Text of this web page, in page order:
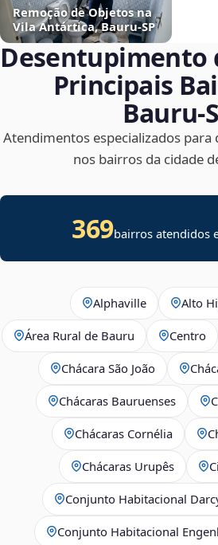
Remoção de Objetos na
Vila Antártica, Bauru‑SP
Desentupimento
Principais
Atendimentos especializados
nos bairros da cidade
369bairros atendidos
Alphaville Alto
Área Rural de Bauru Centro
Chácara São João
Chácaras Bauruenses
Chácaras Cornélia
Chácaras Urupês
Conjunto Habitacional
Conjunto Habitacional